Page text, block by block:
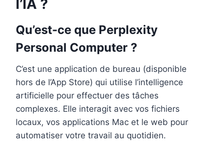
l’IA ?
Qu’est-ce que Perplexity
Personal Computer ?
C’est une application de bureau (disponible
hors de l’App Store) qui utilise l’intelligence
artificielle pour effectuer des tâches
complexes. Elle interagit avec vos fichiers
locaux, vos applications Mac et le web pour
automatiser votre travail au quotidien.